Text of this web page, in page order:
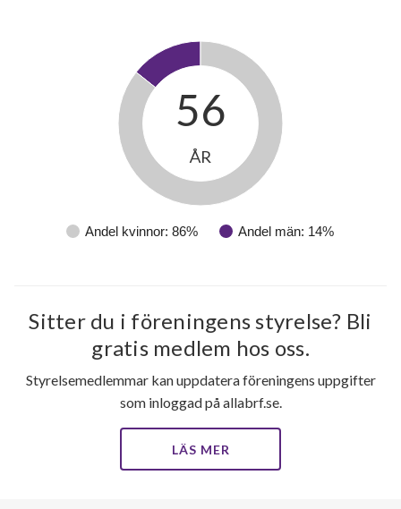
Andel kvinnor: 86% Andel män: 14%
56
ÅR
Sitter du i föreningens styrelse? Bli
gratis medlem hos oss.
Styrelsemedlemmar kan uppdatera föreningens uppgifter
som inloggad på allabrf.se.
LÄS MER